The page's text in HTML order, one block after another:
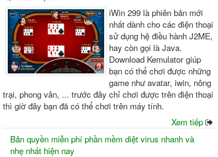
iWin 299 là phiên bản mới
nhất dành cho các điện thoại
sử dụng hệ điều hành J2ME,
hay còn gọi là Java.
Download Kemulator giúp
bạn có thể chơi được những
game như avatar, iwin, nông
trại, phong vân, ... trước đây chỉ chơi được trên điện thoại
thì giờ đây bạn đã có thể chơi trên máy tính.
Xem tiếp
Bản quyền miễn phí phần mềm diệt virus nhanh và
nhẹ nhất hiện nay